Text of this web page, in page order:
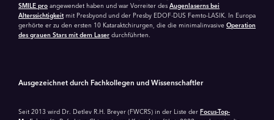
SMILE pro angewendet haben und war Vorreiter des Augenlaserns bei
Alterssichtigkeitmit Presbyond und der Presby EDOF-DUS Femto-LASIK. In Europa
gerhörte er zu den ersten 10 Kataraktchirurgen, die die minimalinvasive Operation
des grauen Stars mit dem Laser durchführten.
Ausgezeichnet durch Fachkollegen und Wissenschaftler
Seit 2013 wird Dr. Detlev R.H. Breyer (FWCRS) in der Liste der Focus-Top-